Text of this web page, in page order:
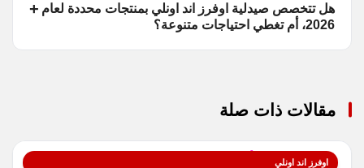
هل تتخصص صيدلية اوفرز اند اونلي بمنتجات محددة لعام
2026، أم تغطي احتياجات متنوعة؟
مقالات ذات صلة
اوفرز اند اونلي